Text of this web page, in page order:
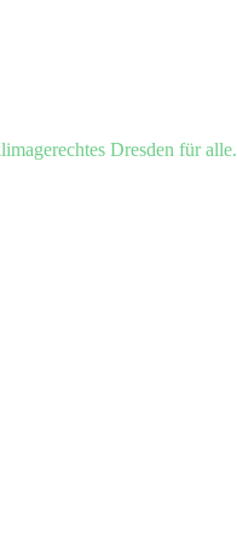
Dresden für alle.